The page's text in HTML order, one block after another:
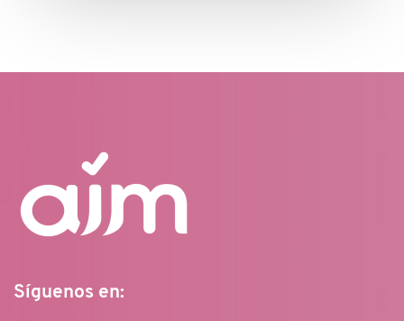
Síguenos en: